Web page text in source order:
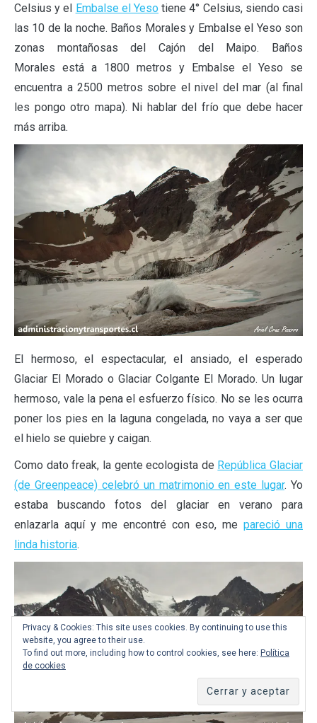
Celsius y el Embalse el Yeso tiene 4° Celsius, siendo casi
las 10 de la noche. Baños Morales y Embalse el Yeso son
zonas montañosas del Cajón del Maipo. Baños
Morales está a 1800 metros y Embalse el Yeso se
encuentra a 2500 metros sobre el nivel del mar (al final
les pongo otro mapa). Ni hablar del frío que debe hacer
más arriba.
El hermoso, el espectacular, el ansiado, el esperado
Glaciar El Morado o Glaciar Colgante El Morado. Un lugar
hermoso, vale la pena el esfuerzo físico. No se les ocurra
poner los pies en la laguna congelada, no vaya a ser que
el hielo se quiebre y caigan.
Como dato freak, la gente ecologista de República Glaciar
(de Greenpeace) celebró un matrimonio en este lugar. Yo
estaba buscando fotos del glaciar en verano para
enlazarla aquí y me encontré con eso, me pareció una
linda historia.
Privacy & Cookies: This site uses cookies. By continuing to use this
website, you agree to their use.
To find out more, including how to control cookies, see here: Política
de cookies